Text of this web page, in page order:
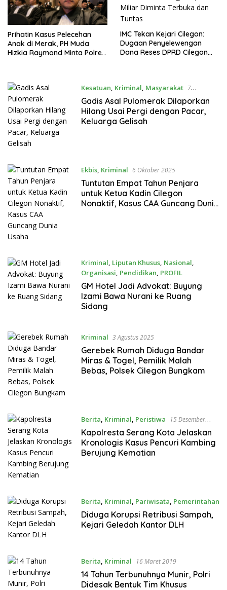
Prihatin Kasus Pelecehan
Anak di Merak, PH Muda
Hizkia Raymond Minta Polres
IMC Tekan Kejari Cilegon:
Dugaan Penyelewengan
Dana Reses DPRD Cilegon
Kesatuan, Kriminal, Masyarakat 7
November 2025
Gadis Asal Pulomerak Dilaporkan
Hilang Usai Pergi dengan Pacar,
Keluarga Gelisah
Ekbis, Kriminal 6 Oktober 2025
Tuntutan Empat Tahun Penjara
untuk Ketua Kadin Cilegon
Nonaktif, Kasus CAA Guncang Dunia
Kriminal, Liputan Khusus, Nasional,
Organisasi, Pendidikan, PROFIL
24 September 2025
GM Hotel Jadi Advokat: Buyung
Izami Bawa Nurani ke Ruang
Sidang
Kriminal 3 Agustus 2025
Gerebek Rumah Diduga Bandar
Miras & Togel, Pemilik Malah
Bebas, Polsek Cilegon Bungkam
Berita, Kriminal, Peristiwa
15 Desember
2023
Kapolresta Serang Kota Jelaskan
Kronologis Kasus Pencuri Kambing
Berujung Kematian
Berita, Kriminal, Pariwisata, Pemerintahan
14 Desember 2023
Diduga Korupsi Retribusi Sampah,
Kejari Geledah Kantor DLH
Berita, Kriminal 16 Maret 2019
14 Tahun Terbunuhnya Munir, Polri
Didesak Bentuk Tim Khusus